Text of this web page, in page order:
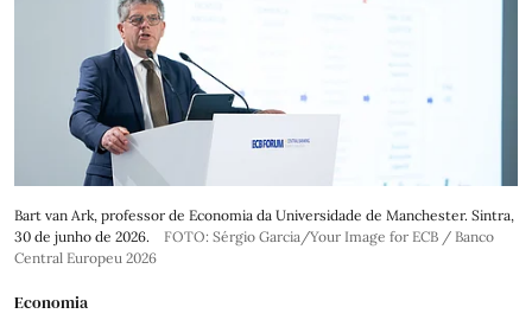
Bart van Ark, professor de Economia da Universidade de Manchester. Sintra,
30 de junho de 2026.
FOTO: Sérgio Garcia/Your Image for ECB / Banco
Central Europeu 2026
Economia